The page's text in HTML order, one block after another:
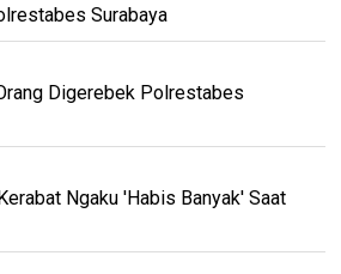
Surabaya
Digerebek Polrestabes
Ngaku 'Habis Banyak' Saat